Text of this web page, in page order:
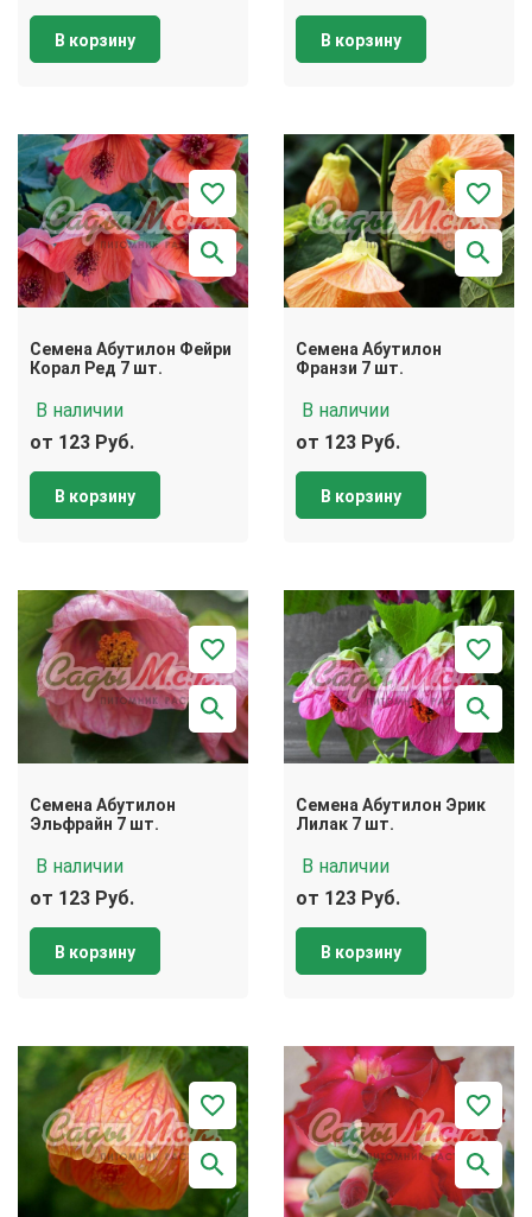
В корзину В корзину
Семена Абутилон Фейри
Корал Ред 7 шт.
В наличии
от 123 Руб.
В корзину
Семена Абутилон
Франзи 7 шт.
В наличии
от 123 Руб.
В корзину
Семена Абутилон
Эльфрайн 7 шт.
В наличии
от 123 Руб.
В корзину
Семена Абутилон Эрик
Лилак 7 шт.
В наличии
от 123 Руб.
В корзину